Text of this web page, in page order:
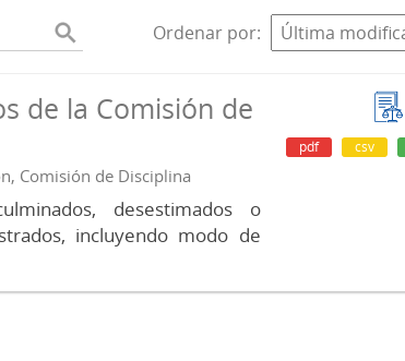
Ordenar por
de la Comisión de
Comisión de Disciplina
desestimados o
incluyendo modo de
pdf csv